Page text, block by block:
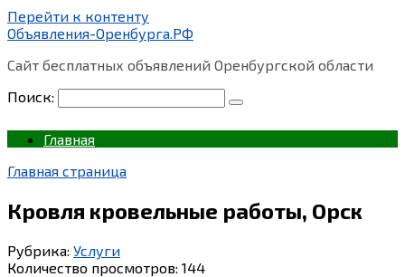
Перейти к контенту
Объявления-Оренбурга.РФ
Сайт бесплатных объявлений Оренбургской области
Поиск:
Главная
Главная страница
Кровля кровельные работы, Орск
Рубрика: Услуги
Количество просмотров: 144